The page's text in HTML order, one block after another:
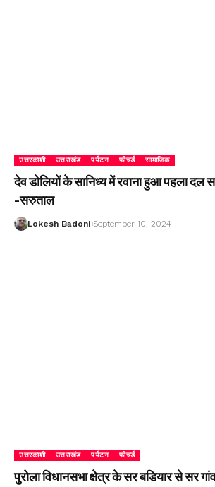
उत्तरकाशी उत्तराखंड पर्यटन फीचर्ड सामाजिक
देव डोलियों के सानिध्य में रवाना हुआ पहला दल
-सरुताल
Lokesh Badoni September 10, 2024
उत्तरकाशी उत्तराखंड पर्यटन फीचर्ड
पुरोला विधानसभा क्षेत्र के सर बडियार से सर